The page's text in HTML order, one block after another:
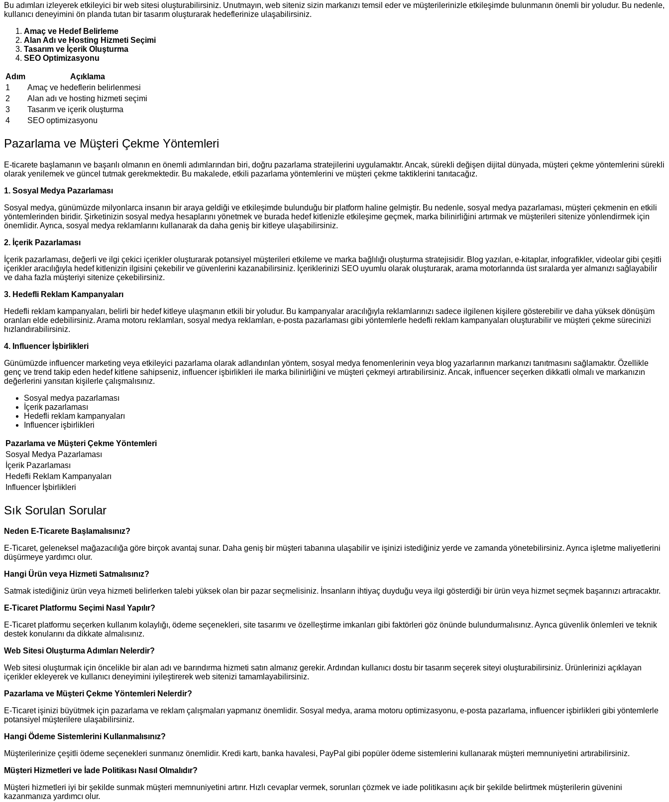
Bu adımları izleyerek etkileyici bir web sitesi oluşturabilirsiniz. Unutmayın, web siteniz sizin markanızı temsil eder ve müşterilerinizle etkileşimde bulunmanın önemli bir yoludur. Bu nedenle,
kullanıcı deneyimini ön planda tutan bir tasarım oluşturarak hedeflerinize ulaşabilirsiniz.
Amaç ve Hedef Belirleme
Alan Adı ve Hosting Hizmeti Seçimi
Tasarım ve İçerik Oluşturma
SEO Optimizasyonu
Adım
Açıklama
1
Amaç ve hedeflerin belirlenmesi
2
Alan adı ve hosting hizmeti seçimi
3
Tasarım ve içerik oluşturma
4
SEO optimizasyonu
Pazarlama ve Müşteri Çekme Yöntemleri
E-ticarete başlamanın ve başarılı olmanın en önemli adımlarından biri, doğru pazarlama stratejilerini uygulamaktır. Ancak, sürekli değişen dijital dünyada, müşteri çekme yöntemlerini sürekli
olarak yenilemek ve güncel tutmak gerekmektedir. Bu makalede, etkili pazarlama yöntemlerini ve müşteri çekme taktiklerini tanıtacağız.
1. Sosyal Medya Pazarlaması
Sosyal medya, günümüzde milyonlarca insanın bir araya geldiği ve etkileşimde bulunduğu bir platform haline gelmiştir. Bu nedenle, sosyal medya pazarlaması, müşteri çekmenin en etkili
yöntemlerinden biridir. Şirketinizin sosyal medya hesaplarını yönetmek ve burada hedef kitlenizle etkileşime geçmek, marka bilinirliğini artırmak ve müşterileri sitenize yönlendirmek için
önemlidir. Ayrıca, sosyal medya reklamlarını kullanarak da daha geniş bir kitleye ulaşabilirsiniz.
2. İçerik Pazarlaması
İçerik pazarlaması, değerli ve ilgi çekici içerikler oluşturarak potansiyel müşterileri etkileme ve marka bağlılığı oluşturma stratejisidir. Blog yazıları, e-kitaplar, infografikler, videolar gibi çeşitli
içerikler aracılığıyla hedef kitlenizin ilgisini çekebilir ve güvenlerini kazanabilirsiniz. İçeriklerinizi SEO uyumlu olarak oluşturarak, arama motorlarında üst sıralarda yer almanızı sağlayabilir
ve daha fazla müşteriyi sitenize çekebilirsiniz.
3. Hedefli Reklam Kampanyaları
Hedefli reklam kampanyaları, belirli bir hedef kitleye ulaşmanın etkili bir yoludur. Bu kampanyalar aracılığıyla reklamlarınızı sadece ilgilenen kişilere gösterebilir ve daha yüksek dönüşüm
oranları elde edebilirsiniz. Arama motoru reklamları, sosyal medya reklamları, e-posta pazarlaması gibi yöntemlerle hedefli reklam kampanyaları oluşturabilir ve müşteri çekme sürecinizi
hızlandırabilirsiniz.
4. Influencer İşbirlikleri
Günümüzde influencer marketing veya etkileyici pazarlama olarak adlandırılan yöntem, sosyal medya fenomenlerinin veya blog yazarlarının markanızı tanıtmasını sağlamaktır. Özellikle
genç ve trend takip eden hedef kitlene sahipseniz, influencer işbirlikleri ile marka bilinirliğini ve müşteri çekmeyi artırabilirsiniz. Ancak, influencer seçerken dikkatli olmalı ve markanızın
değerlerini yansıtan kişilerle çalışmalısınız.
Sosyal medya pazarlaması
İçerik pazarlaması
Hedefli reklam kampanyaları
Influencer işbirlikleri
Pazarlama ve Müşteri Çekme Yöntemleri
Sosyal Medya Pazarlaması
İçerik Pazarlaması
Hedefli Reklam Kampanyaları
Influencer İşbirlikleri
Sık Sorulan Sorular
Neden E-Ticarete Başlamalısınız?
E-Ticaret, geleneksel mağazacılığa göre birçok avantaj sunar. Daha geniş bir müşteri tabanına ulaşabilir ve işinizi istediğiniz yerde ve zamanda yönetebilirsiniz. Ayrıca işletme maliyetlerini
düşürmeye yardımcı olur.
Hangi Ürün veya Hizmeti Satmalısınız?
Satmak istediğiniz ürün veya hizmeti belirlerken talebi yüksek olan bir pazar seçmelisiniz. İnsanların ihtiyaç duyduğu veya ilgi gösterdiği bir ürün veya hizmet seçmek başarınızı artıracaktır.
E-Ticaret Platformu Seçimi Nasıl Yapılır?
E-Ticaret platformu seçerken kullanım kolaylığı, ödeme seçenekleri, site tasarımı ve özelleştirme imkanları gibi faktörleri göz önünde bulundurmalısınız. Ayrıca güvenlik önlemleri ve teknik
destek konularını da dikkate almalısınız.
Web Sitesi Oluşturma Adımları Nelerdir?
Web sitesi oluşturmak için öncelikle bir alan adı ve barındırma hizmeti satın almanız gerekir. Ardından kullanıcı dostu bir tasarım seçerek siteyi oluşturabilirsiniz. Ürünlerinizi açıklayan
içerikler ekleyerek ve kullanıcı deneyimini iyileştirerek web sitenizi tamamlayabilirsiniz.
Pazarlama ve Müşteri Çekme Yöntemleri Nelerdir?
E-Ticaret işinizi büyütmek için pazarlama ve reklam çalışmaları yapmanız önemlidir. Sosyal medya, arama motoru optimizasyonu, e-posta pazarlama, influencer işbirlikleri gibi yöntemlerle
potansiyel müşterilere ulaşabilirsiniz.
Hangi Ödeme Sistemlerini Kullanmalısınız?
Müşterilerinize çeşitli ödeme seçenekleri sunmanız önemlidir. Kredi kartı, banka havalesi, PayPal gibi popüler ödeme sistemlerini kullanarak müşteri memnuniyetini artırabilirsiniz.
Müşteri Hizmetleri ve İade Politikası Nasıl Olmalıdır?
Müşteri hizmetleri iyi bir şekilde sunmak müşteri memnuniyetini artırır. Hızlı cevaplar vermek, sorunları çözmek ve iade politikasını açık bir şekilde belirtmek müşterilerin güvenini
kazanmanıza yardımcı olur.